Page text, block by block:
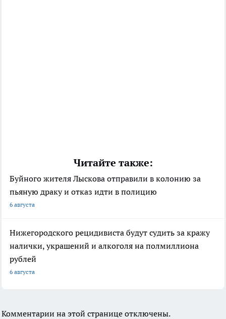
Читайте также:
Буйного жителя Лыскова отправили в колонию за
пьяную драку и отказ идти в полицию
6 августа
Нижегородского рецидивиста будут судить за кражу
налички, украшений и алкоголя на полмиллиона
рублей
6 августа
Комментарии на этой странице отключены.